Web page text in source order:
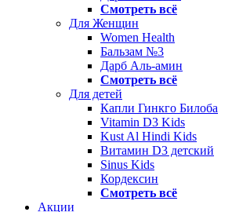
Смотреть всё
Для Женщин
Women Health
Бальзам №3
Дарб Аль-амин
Смотреть всё
Для детей
Капли Гинкго Билоба
Vitamin D3 Kids
Kust Al Hindi Kids
Витамин D3 детский
Sinus Kids
Кордексин
Смотреть всё
Акции